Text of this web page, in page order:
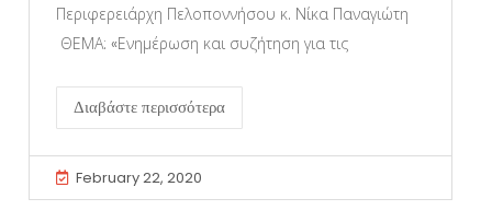
Περιφερειάρχη Πελοποννήσου κ. Νίκα Παναγιώτη
ΘΕΜΑ: «Ενημέρωση και συζήτηση για τις
Διαβάστε περισσότερα
February 22, 2020